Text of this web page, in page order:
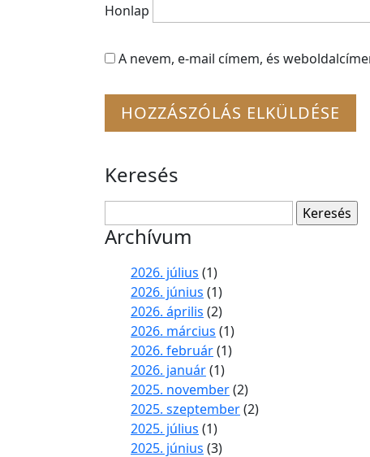
Honlap
A nevem, e-mail címem, és
Keresés
Archívum
2026. július (1)
2026. június (1)
2026. április (2)
2026. március (1)
2026. február(1)
2026. január(1)
2025. november(2)
2025. szeptember(2)
2025. július (1)
2025. június (3)